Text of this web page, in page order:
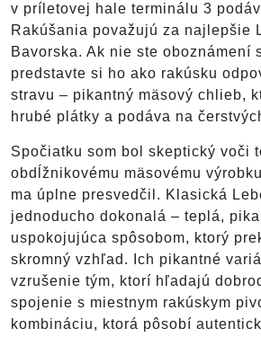
v príletovej hale terminálu 3
Rakúšania považujú za najlepšie
Bavorska. Ak nie ste oboznámení
predstavte si ho ako rakúsku
stravu – pikantný mäsový chlieb,
hrubé plátky a podáva na
Spočiatku som bol skeptický voči
obdĺžnikovému mäsovému
ma úplne presvedčil. Klasická
jednoducho dokonalá – teplá,
uspokojujúca spôsobom, ktorý
skromný vzhľad. Ich pikantné
vzrušenie tým, ktorí hľadajú
spojenie s miestnym rakúskym
kombináciu, ktorá pôsobí